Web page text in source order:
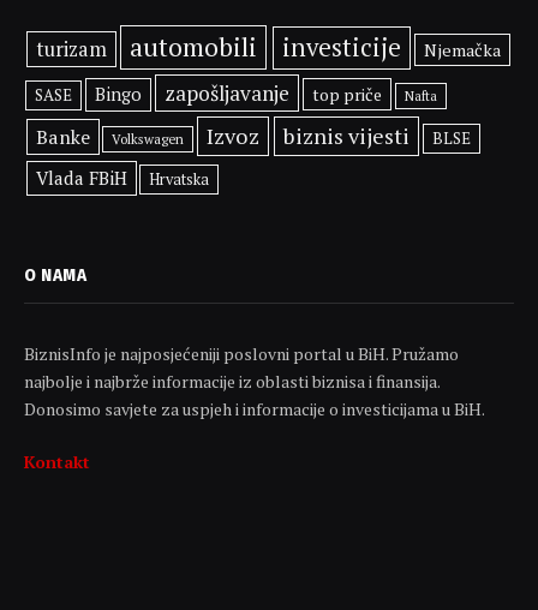
turizam automobili investicije Njemačka
SASE Bingo zapošljavanje top priče Nafta
Banke Volkswagen Izvoz biznis vijesti BLSE
Vlada FBiH Hrvatska
O NAMA
BiznisInfo je najposjećeniji poslovni portal u BiH. Pružamo
najbolje i najbrže informacije iz oblasti biznisa i finansija.
Donosimo savjete za uspjeh i informacije o investicijama u BiH.
Kontakt